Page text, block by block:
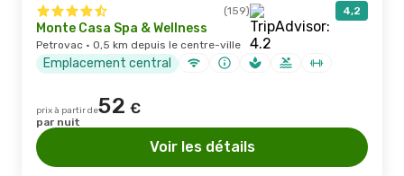
(159) 4,2
Monte Casa Spa & Wellness
Petrovac · 0,5 km depuis le centre-ville
Emplacement central
prix à partir de52 €
par nuit
Voir les détails